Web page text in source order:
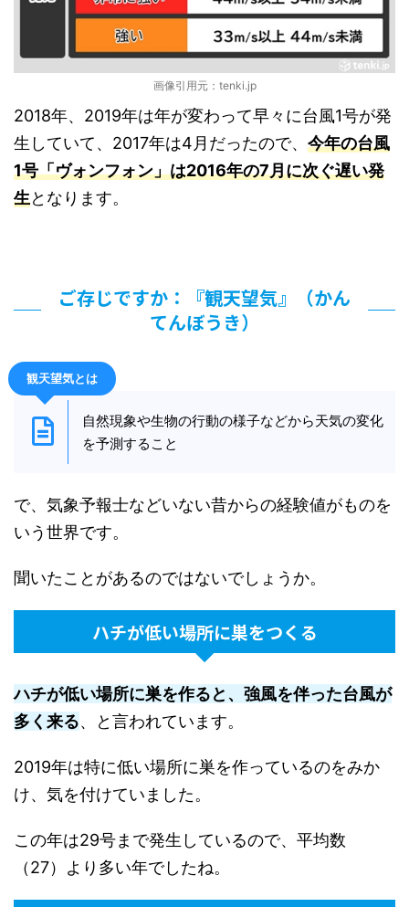
画像引用元：tenki.jp
2018年、2019年は年が変わって早々に台風1号が発
生していて、2017年は4月だったので、 今年の台風
1号「ヴォンフォン」は2016年の7月に次ぐ遅い発
生となります。
ご存じですか：『観天望気』（かん
てんぼうき）
観天望気とは
自然現象や生物の行動の様子などから天気の変化
を予測すること
で、気象予報士などいない昔からの経験値がものを
いう世界です。
聞いたことがあるのではないでしょうか。
ハチが低い場所に巣をつくる
ハチが低い場所に巣を作ると、強風を伴った台風が
多く来る、と言われています。
2019年は特に低い場所に巣を作っているのをみか
け、気を付けていました。
この年は29号まで発生しているので、平均数
（27）より多い年でしたね。